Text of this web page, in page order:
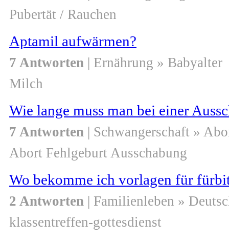
Pubertät / Rauchen
Aptamil aufwärmen?
7 Antworten | Ernährung » Babyalter
Milch
Wie lange muss man bei einer
7 Antworten | Schwangerschaft »
Abort Fehlgeburt Ausschabung
Wo bekomme ich vorlagen für
2 Antworten | Familienleben »
klassentreffen-gottesdienst